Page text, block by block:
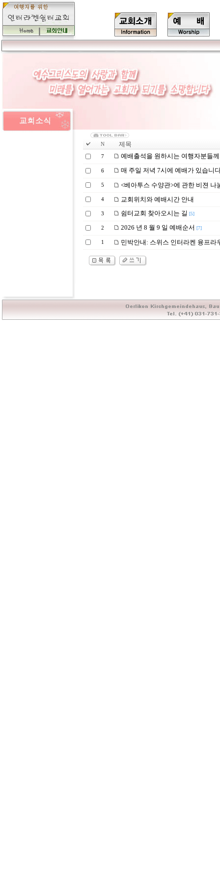
N 제목
7 예배출석을 원하시는 여행자분들
6 매 주일 저녁 7시에 예배가 있습니
5 <베아투스 수양관>에 관한 비젼 나
4 교회위치와 예배시간 안내
3 쉼터교회 찾아오시는 길 [5]
2 2026 년 8 월 9 일 예배순서 [7]
1 민박안내: 스위스 인터라켄 융프라